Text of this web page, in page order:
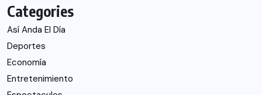
Categories
Así Anda El Día
Deportes
Economía
Entretenimiento